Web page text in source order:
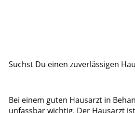
Suchst Du einen zuverlässigen
Bei einem guten Hausarzt in
unfassbar wichtig. Der Hausarzt